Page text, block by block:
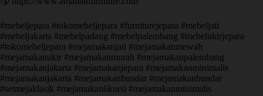
#mebeljepara #tokomebeljepara #furniturejepara #mebeljati
#mebeljakarta #mebelpadang #mebelpalembang #mebelukirjepara
#tokomebeljepara #mejamakanjati #mejamakanmewah
#mejamakanukir #mejamakanmurah #mejamakanpalembang
#mejamakanjakarta #mejamakanjepara #mejamakanminimalis
#mejamakanjakarta #mejamakanbundar #mejamakanbundar
#setmejaklasik #mejamakan6kursi #mejamakanminimalis